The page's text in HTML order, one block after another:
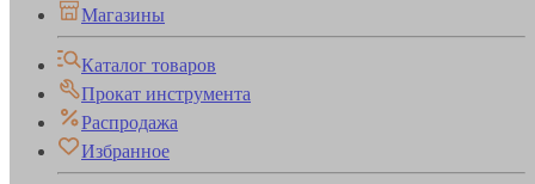
Магазины
Каталог товаров
Прокат инструмента
Распродажа
Избранное